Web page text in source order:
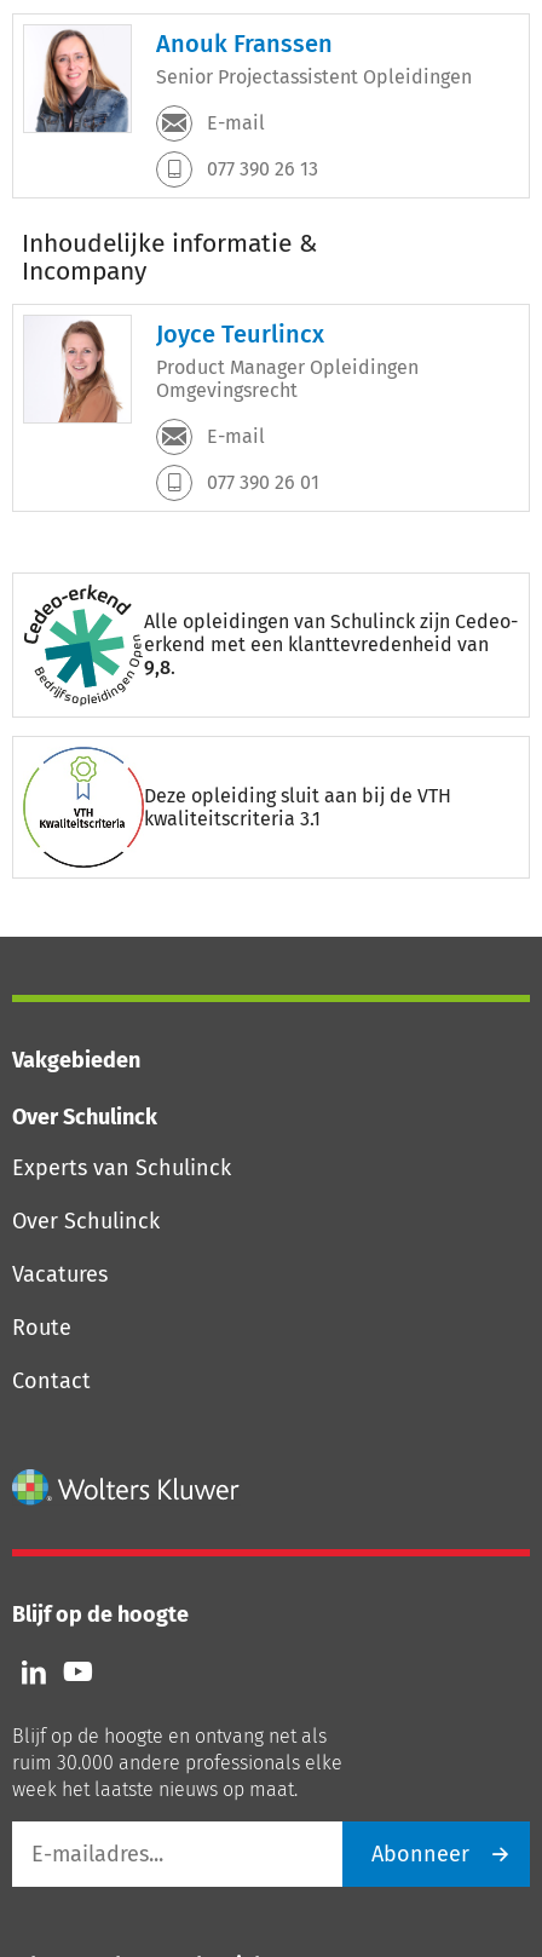
Anouk Franssen
Senior Projectassistent Opleidingen
E-mail
077 390 26 13
Inhoudelijke informatie &
Incompany
Joyce Teurlincx
Product Manager Opleidingen
Omgevingsrecht
E-mail
077 390 26 01
Alle opleidingen van Schulinck zijn Cedeo-
erkend met een klanttevredenheid van
9,8.
Deze opleiding sluit aan bij de VTH
kwaliteitscriteria 3.1
Vakgebieden
Over Schulinck
Experts van Schulinck
Over Schulinck
Vacatures
Route
Contact
Blijf op de hoogte
Volg
ons
LinkedIn
Volg
ons
Youtube
Blijf op de hoogte en ontvang net als
ruim 30.000 andere professionals elke
week het laatste nieuws op maat.
mailadres
Abonneer